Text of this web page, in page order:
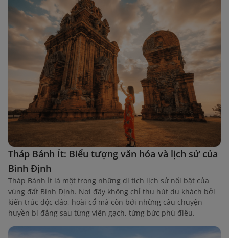
Tháp Bánh Ít: Biểu tượng văn hóa và lịch sử của
Bình Định
Tháp Bánh Ít là một trong những di tích lịch sử nổi bật của
vùng đất Bình Định. Nơi đây không chỉ thu hút du khách bởi
kiến trúc độc đáo, hoài cổ mà còn bởi những câu chuyện
huyền bí đằng sau từng viên gạch, từng bức phù điêu.